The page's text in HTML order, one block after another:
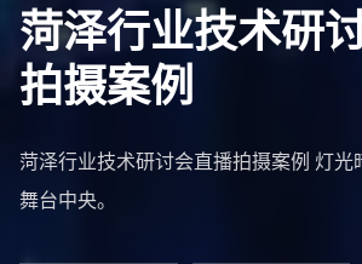
菏泽行业技术研
拍摄案例
菏泽行业技术研讨会直播拍摄案例 灯光
舞台中央。